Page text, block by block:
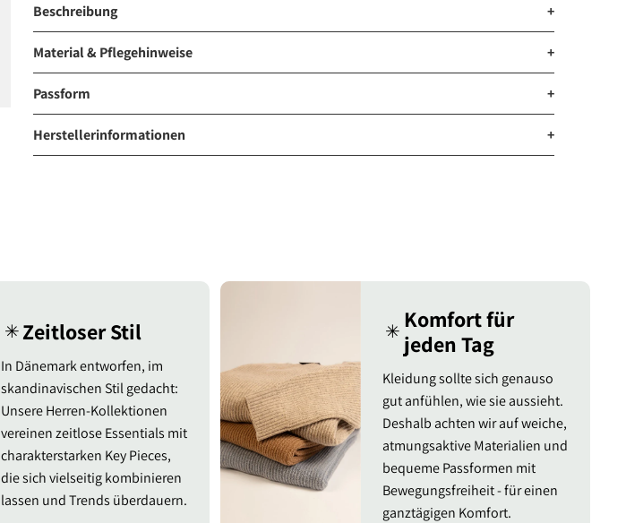
Beschreibung +
Material & Pflegehinweise +
Passform +
Herstellerinformationen +
✳︎Zeitloser Stil
In Dänemark entworfen, im
skandinavischen Stil gedacht:
Unsere Herren-Kollektionen
vereinen zeitlose Essentials mit
charakterstarken Key Pieces,
die sich vielseitig kombinieren
lassen und Trends überdauern.
✳︎ Komfort für
jeden Tag
Kleidung sollte sich genauso
gut anfühlen, wie sie aussieht.
Deshalb achten wir auf weiche,
atmungsaktive Materialien und
bequeme Passformen mit
Bewegungsfreiheit - für einen
ganztägigen Komfort.